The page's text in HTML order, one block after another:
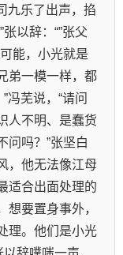
九乐了出声，掐
以辞：“”张父
能，小光就是
弟一模一样，都
冯芜说，“请问
人不明、是蠢货
问吗？”张坚白
，他无法像江母
适合出面处理的
想要置身事外，
理。他们是小光